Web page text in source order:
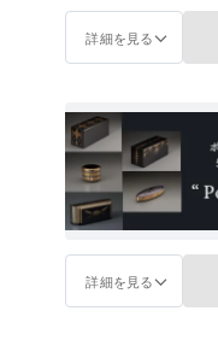
詳細を見る
詳細を見る